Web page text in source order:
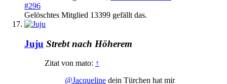
#296
Gelöschtes Mitglied 13399 gefällt das.
Juju Strebt nach Höherem
Zitat von mato: ↑
@Jacqueline dein Türchen hat mir